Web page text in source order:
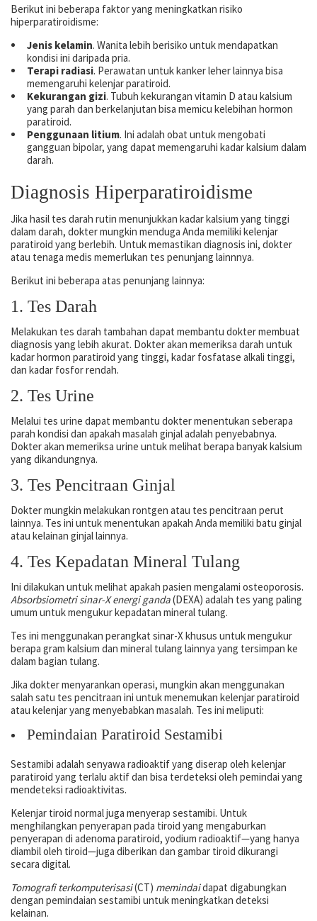
Berikut ini beberapa faktor yang meningkatkan risiko
hiperparatiroidisme:
Jenis kelamin. Wanita lebih berisiko untuk mendapatkan
kondisi ini daripada pria.
Terapi radiasi. Perawatan untuk kanker leher lainnya bisa
memengaruhi kelenjar paratiroid.
Kekurangan gizi. Tubuh kekurangan vitamin D atau kalsium
yang parah dan berkelanjutan bisa memicu kelebihan hormon
paratiroid.
Penggunaan litium. Ini adalah obat untuk mengobati
gangguan bipolar, yang dapat memengaruhi kadar kalsium dalam
darah.
Diagnosis Hiperparatiroidisme
Jika hasil tes darah rutin menunjukkan kadar kalsium yang tinggi
dalam darah, dokter mungkin menduga Anda memiliki kelenjar
paratiroid yang berlebih. Untuk memastikan diagnosis ini, dokter
atau tenaga medis memerlukan tes penunjang lainnnya.
Berikut ini beberapa atas penunjang lainnya:
1. Tes Darah
Melakukan tes darah tambahan dapat membantu dokter membuat
diagnosis yang lebih akurat. Dokter akan memeriksa darah untuk
kadar hormon paratiroid yang tinggi, kadar fosfatase alkali tinggi,
dan kadar fosfor rendah.
2. Tes Urine
Melalui tes urine dapat membantu dokter menentukan seberapa
parah kondisi dan apakah masalah ginjal adalah penyebabnya.
Dokter akan memeriksa urine untuk melihat berapa banyak kalsium
yang dikandungnya.
3. Tes Pencitraan Ginjal
Dokter mungkin melakukan rontgen atau tes pencitraan perut
lainnya. Tes ini untuk menentukan apakah Anda memiliki batu ginjal
atau kelainan ginjal lainnya.
4. Tes Kepadatan Mineral Tulang
Ini dilakukan untuk melihat apakah pasien mengalami osteoporosis.
Absorbsiometri sinar-X energi ganda(DEXA) adalah tes yang paling
umum untuk mengukur kepadatan mineral tulang.
Tes ini menggunakan perangkat sinar-X khusus untuk mengukur
berapa gram kalsium dan mineral tulang lainnya yang tersimpan ke
dalam bagian tulang.
Jika dokter menyarankan operasi, mungkin akan menggunakan
salah satu tes pencitraan ini untuk menemukan kelenjar paratiroid
atau kelenjar yang menyebabkan masalah. Tes ini meliputi:
Pemindaian Paratiroid Sestamibi
Sestamibi adalah senyawa radioaktif yang diserap oleh kelenjar
paratiroid yang terlalu aktif dan bisa terdeteksi oleh pemindai yang
mendeteksi radioaktivitas.
Kelenjar tiroid normal juga menyerap sestamibi. Untuk
menghilangkan penyerapan pada tiroid yang mengaburkan
penyerapan di adenoma paratiroid, yodium radioaktif—yang hanya
diambil oleh tiroid—juga diberikan dan gambar tiroid dikurangi
secara digital.
Tomografi terkomputerisasi(CT) memindaidapat digabungkan
dengan pemindaian sestamibi untuk meningkatkan deteksi
kelainan.